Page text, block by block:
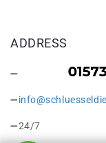
ADDRESS
24/7